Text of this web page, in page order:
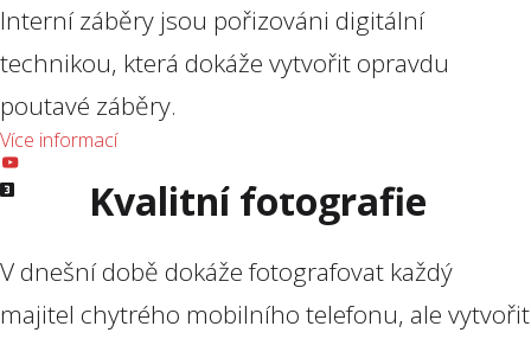
Interní záběry jsou pořizováni digitální
technikou, která dokáže vytvořit opravdu
poutavé záběry.
Více informací
Kvalitní fotografie
V dnešní době dokáže fotografovat každý
majitel chytrého mobilního telefonu, ale vytvořit